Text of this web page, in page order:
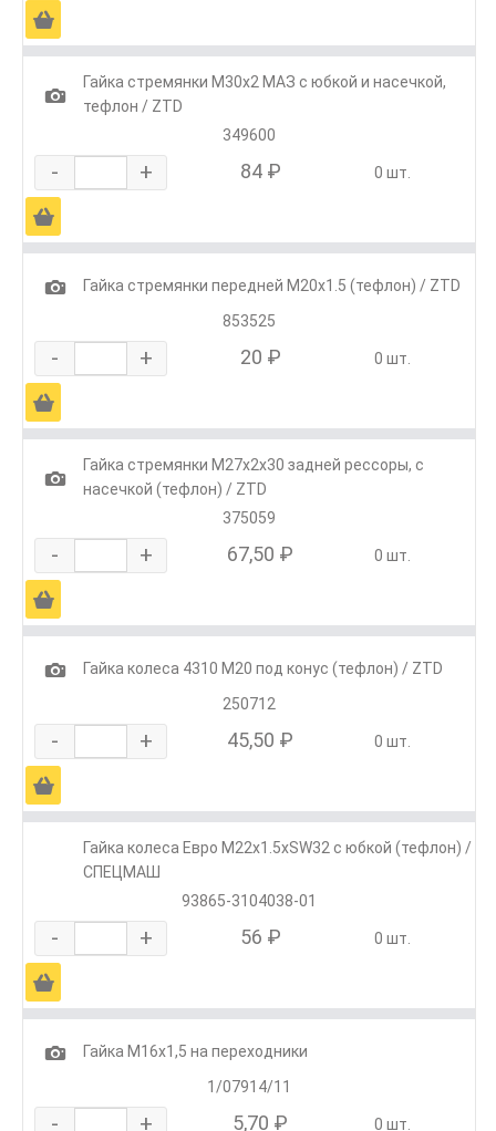
Ä
1
Гайка стремянки М30х2 МАЗ с юбкой и насечкой,
тефлон / ZTD
349600
- + 84 ₽ 0 шт.
Ä
1
Гайка стремянки передней М20х1.5 (тефлон) / ZTD
853525
- + 20 ₽ 0 шт.
Ä
1
Гайка стремянки М27х2х30 задней рессоры, с
насечкой (тефлон) / ZTD
375059
- + 67,50 ₽ 0 шт.
Ä
1
Гайка колеса 4310 М20 под конус (тефлон) / ZTD
250712
- + 45,50 ₽ 0 шт.
Ä
Гайка колеса Евро М22х1.5хSW32 с юбкой (тефлон) /
СПЕЦМАШ
93865-3104038-01
- + 56 ₽ 0 шт.
Ä
1
Гайка М16х1,5 на переходники
1/07914/11
- + 5,70 ₽ 0 шт.